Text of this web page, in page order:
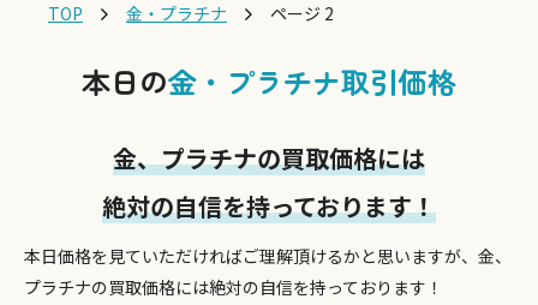
TOP 金・プラチナ ページ 2
本日の金・プラチナ取引価格
金、プラチナの買取価格には
絶対の自信を持っております！
本日価格を見ていただければご理解頂けるかと思いますが、金、
プラチナの買取価格には絶対の自信を持っております！